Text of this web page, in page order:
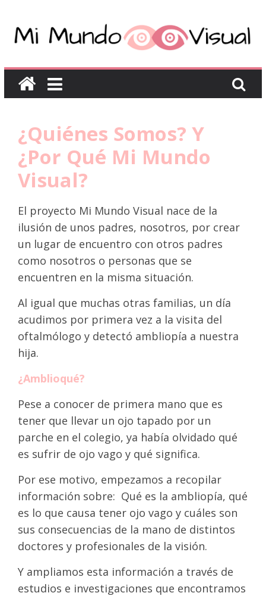
¿Quiénes Somos? Y
¿Por Qué Mi Mundo
Visual?
El proyecto Mi Mundo Visual nace de la
ilusión de unos padres, nosotros, por crear
un lugar de encuentro con otros padres
como nosotros o personas que se
encuentren en la misma situación.
Al igual que muchas otras familias, un día
acudimos por primera vez a la visita del
oftalmólogo y detectó ambliopía a nuestra
hija.
¿Amblioqué?
Pese a conocer de primera mano que es
tener que llevar un ojo tapado por un
parche en el colegio, ya había olvidado qué
es sufrir de ojo vago y qué significa.
Por ese motivo, empezamos a recopilar
información sobre: Qué es la ambliopía, qué
es lo que causa tener ojo vago y cuáles son
sus consecuencias de la mano de distintos
doctores y profesionales de la visión.
Y ampliamos esta información a través de
estudios e investigaciones que encontramos